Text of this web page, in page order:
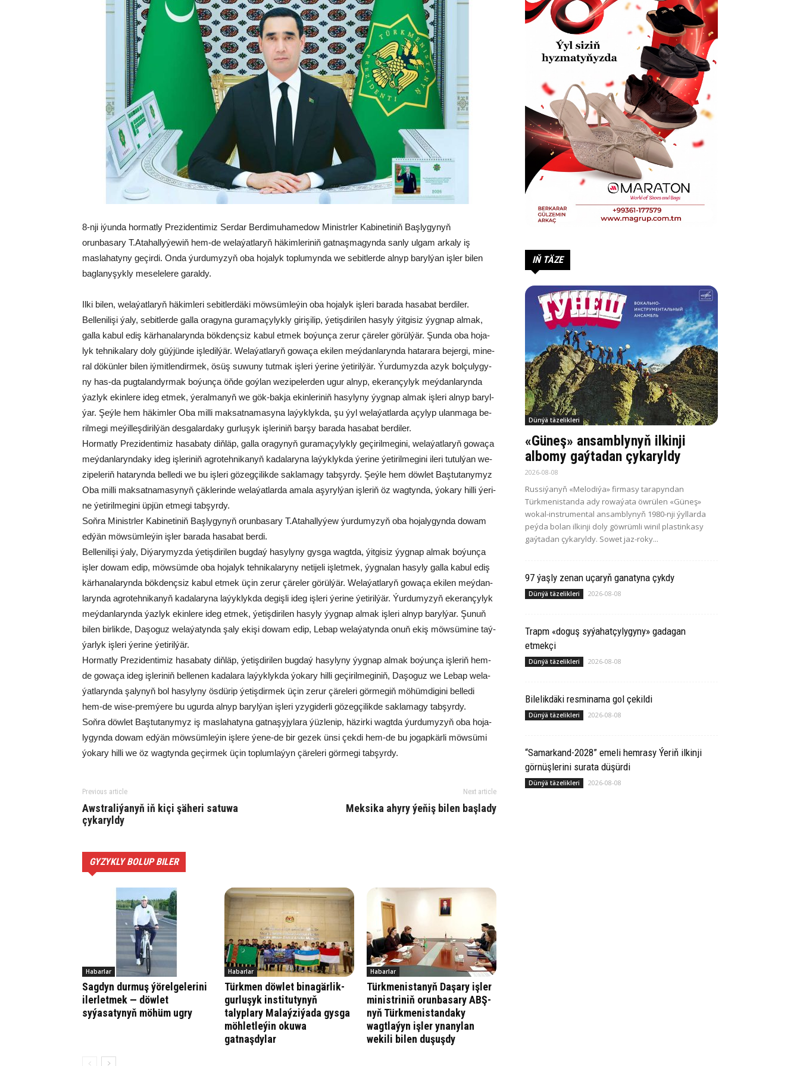
8-nji iýunda hormatly Prezidentimiz Serdar Berdimuhamedow Ministrler Kabinetiniň Başlygynyň
orunbasary T.Atahallyýewiň hem-de welaýatlaryň häkimleriniň gatnaşmagynda sanly ulgam arkaly iş
maslahatyny geçirdi. Onda ýurdumyzyň oba hojalyk toplumynda we sebitlerde alnyp barylýan işler bilen
baglanyşykly meselelere garaldy.
Il­ki bi­len, we­la­ýat­la­ryň hä­kim­le­ri se­bit­ler­dä­ki möw­süm­le­ýin oba ho­ja­lyk iş­le­ri ba­ra­da ha­sa­bat ber­di­ler.
Bel­le­ni­li­şi ýa­ly, se­bit­ler­de gal­la ora­gy­na gu­ra­ma­çy­lyk­ly gi­ri­şi­lip, ýe­tiş­di­ri­len ha­sy­ly ýit­gi­siz ýyg­nap al­mak,
gal­la ka­bul ediş kär­ha­na­la­ryn­da bök­denç­siz ka­bul et­mek bo­ýun­ça ze­rur çä­re­ler gö­rül­ýär. Şun­da oba ho­ja­
lyk teh­ni­ka­la­ry do­ly güý­jün­de iş­le­dil­ýär. We­la­ýat­la­ryň go­wa­ça eki­len meý­dan­la­ryn­da ha­ta­ra­ra be­jer­gi, mi­ne­
ral dö­kün­ler bi­len iý­mit­len­dir­mek, ösüş su­wu­ny tut­mak iş­le­ri ýe­ri­ne ýe­ti­ril­ýär. Ýur­du­myz­da azyk bol­çu­ly­gy­
ny has-da pug­ta­lan­dyr­mak bo­ýun­ça öň­de goý­lan we­zi­pe­ler­den ugur al­nyp, eke­ran­çy­lyk meý­dan­la­ryn­da
ýaz­lyk ekin­le­re ideg et­mek, ýe­ral­ma­nyň we gök-bak­ja ekin­le­ri­niň ha­sy­ly­ny ýyg­nap al­mak iş­le­ri al­nyp ba­ryl­
ýar. Şeý­le hem hä­kim­ler Oba mil­li mak­sat­na­ma­sy­na la­ýyk­lyk­da, şu ýyl we­la­ýat­lar­da açy­lyp ulan­ma­ga be­
ril­me­gi me­ýil­leş­di­ril­ýän des­ga­lar­da­ky gur­lu­şyk iş­le­ri­niň bar­şy ba­ra­da ha­sa­bat ber­di­ler.
Hor­mat­ly Pre­zi­den­ti­miz ha­sa­ba­ty diň­läp, gal­la ora­gy­nyň gu­ra­ma­çy­lyk­ly ge­çi­ril­me­gi­ni, we­la­ýat­la­ryň go­wa­ça
meý­dan­la­ryn­da­ky ideg iş­le­ri­niň ag­ro­teh­ni­ka­nyň ka­da­la­ry­na la­ýyk­lyk­da ýe­ri­ne ýe­ti­ril­me­gi­ni ile­ri tu­tul­ýan we­
zi­pe­le­riň ha­ta­ryn­da bel­le­di we bu iş­le­ri gö­zeg­çi­lik­de sak­la­ma­gy tab­şyr­dy. Şeý­le hem döwlet Baştutanymyz
Oba mil­li mak­sat­na­ma­sy­nyň çäk­le­rin­de we­la­ýat­lar­da ama­la aşy­ryl­ýan iş­le­riň öz wag­tyn­da, ýo­ka­ry hil­li ýe­ri­
ne ýe­ti­ril­me­gi­ni üp­jün et­me­gi tab­şyr­dy.
Soň­ra Mi­nistr­ler Ka­bi­ne­ti­niň Baş­ly­gy­nyň orun­ba­sa­ry T.Ata­hal­ly­ýew ýur­du­my­zyň oba ho­ja­ly­gyn­da do­wam
ed­ýän möw­süm­le­ýin iş­ler ba­ra­da ha­sa­bat ber­di.
Bel­le­ni­li­şi ýa­ly, Di­ýa­ry­myz­da ýe­tiş­di­ri­len bug­daý ha­sy­ly­ny gys­ga wagt­da, ýit­gi­siz ýyg­nap al­mak bo­ýun­ça
iş­ler do­wam edip, möw­süm­de oba ho­ja­lyk teh­ni­ka­la­ry­ny ne­ti­je­li iş­let­mek, ýyg­na­lan ha­sy­ly gal­la ka­bul ediş
kär­ha­na­la­ryn­da bök­denç­siz ka­bul et­mek üçin ze­rur çä­re­ler gö­rül­ýär. We­la­ýat­la­ryň go­wa­ça eki­len meý­dan­
la­ryn­da ag­ro­teh­ni­ka­nyň ka­da­la­ry­na la­ýyk­lyk­da de­giş­li ideg iş­le­ri ýe­ri­ne ýe­ti­ril­ýär. Ýur­du­my­zyň eke­ran­çy­lyk
meý­dan­la­ryn­da ýaz­lyk ekin­le­re ideg et­mek, ýe­tiş­di­ri­len ha­sy­ly ýyg­nap al­mak iş­le­ri al­nyp ba­ryl­ýar. Şu­nuň
bi­len bir­lik­de, Da­şo­guz we­la­ýa­tyn­da şa­ly eki­şi do­wam edip, Le­bap we­la­ýa­tyn­da onuň ekiş möw­sü­mi­ne taý­
ýar­lyk iş­le­ri ýe­ri­ne ýe­ti­ril­ýär.
Hor­mat­ly Pre­zi­den­ti­miz ha­sa­ba­ty diň­läp, ýe­tiş­di­ri­len bug­daý ha­sy­ly­ny ýyg­nap al­mak bo­ýun­ça iş­le­riň hem-
de go­wa­ça ideg iş­le­ri­niň bel­le­nen ka­da­la­ra la­ýyk­lyk­da ýo­ka­ry hil­li ge­çi­ril­me­gi­niň, Da­şo­guz we Le­bap we­la­
ýat­la­ryn­da şa­ly­nyň bol ha­sy­ly­ny ös­dü­rip ýe­tiş­dir­mek üçin ze­rur çä­re­le­ri gör­me­giň mö­hüm­di­gi­ni bel­le­di
hem-de wi­se-prem­ýe­re bu ugur­da al­nyp ba­ryl­ýan iş­le­ri yzy­gi­der­li gö­zeg­çi­lik­de sak­la­ma­gy tab­şyr­dy.
Soň­ra döw­let Baş­tu­ta­ny­myz iş mas­la­ha­ty­na gat­na­şy­jy­la­ra ýüz­le­nip, hä­zir­ki wagt­da ýur­du­my­zyň oba ho­ja­
ly­gyn­da do­wam ed­ýän möw­süm­le­ýin iş­le­re ýe­ne-de bir ge­zek ün­si çek­di hem-de bu jo­gap­kär­li möw­sü­mi
ýo­ka­ry hil­li we öz wag­tyn­da ge­çir­mek üçin top­lum­la­ýyn çä­re­le­ri gör­me­gi tab­şyr­dy.
Previous article
Awstraliýanyň iň kiçi şäheri satuwa
çykaryldy
Next article
Meksika ahyry ýeňiş bilen başlady
GYZYKLY BOLUP BILER
Habarlar
Sagdyn durmuş ýörelgelerini
ilerletmek — döwlet
syýasatynyň möhüm ugry
Habarlar
Türkmen döwlet binagärlik-
gurluşyk institutynyň
talyplary Malaýziýada gysga
möhletleýin okuwa
gatnaşdylar
Habarlar
Türkmenistanyň Daşary işler
ministriniň orunbasary ABŞ-
nyň Türkmenistandaky
wagtlaýyn işler ynanylan
wekili bilen duşuşdy
IŇ TÄZE
Dünýä täzelikleri
«Güneş» ansamblynyň ilkinji
albomy gaýtadan çykaryldy
2026-08-08
Russiýanyň «Melodiýa» firmasy tarapyndan
Türkmenistanda ady rowaýata öwrülen «Güneş»
wokal-instrumental ansamblynyň 1980-nji ýyllarda
peýda bolan ilkinji doly göwrümli winil plastinkasy
gaýtadan çykaryldy. Sowet jaz-roky...
97 ýaşly zenan uçaryň ganatyna çykdy
Dünýä täzelikleri 2026-08-08
Trapm «doguş syýahatçylygyny» gadagan
etmekçi
Dünýä täzelikleri 2026-08-08
Bilelikdäki resminama gol çekildi
Dünýä täzelikleri 2026-08-08
“Samarkand-2028” emeli hemrasy Ýeriň ilkinji
görnüşlerini surata düşürdi
Dünýä täzelikleri 2026-08-08